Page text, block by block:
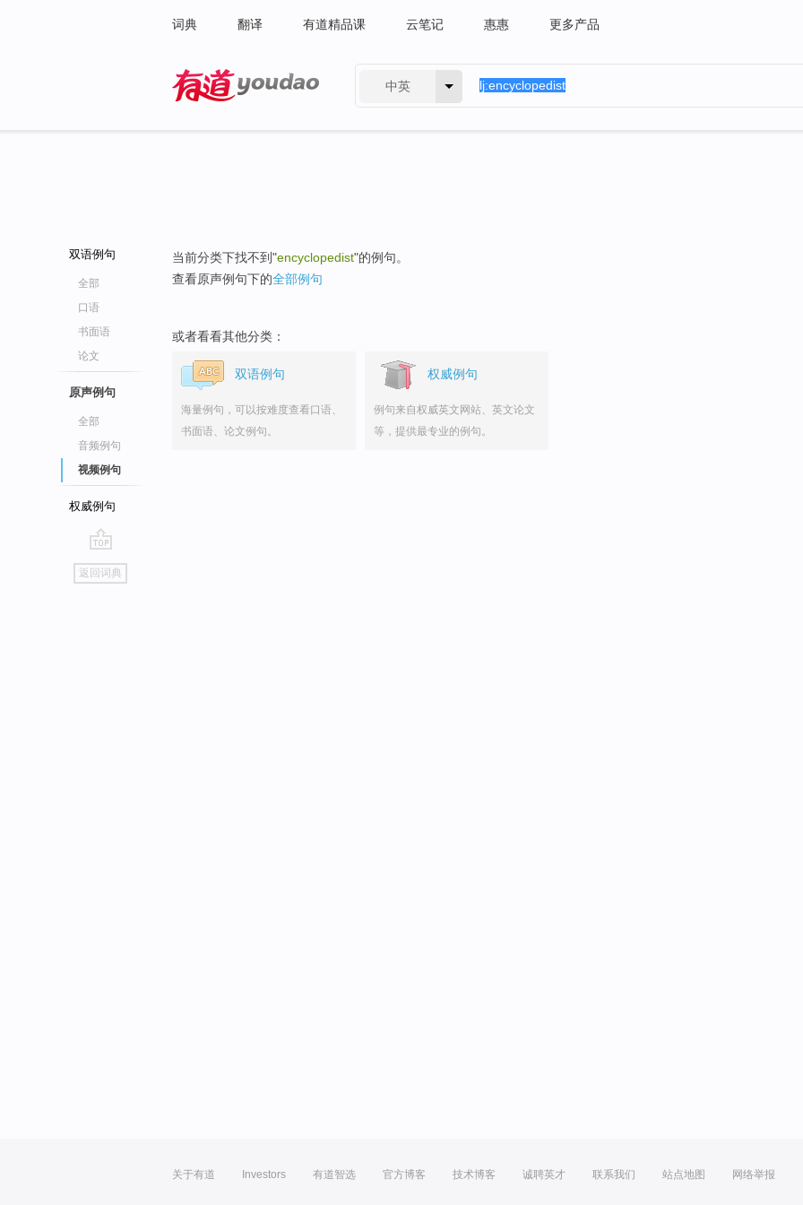
词典 翻译 有道精品课 云笔记 惠惠 更多产品
中英
双语例句
全部
口语
书面语
论文
原声例句
全部
音频例句
视频例句
权威例句
go
top
返回词典
当前分类下找不到"encyclopedist"的例句。
查看原声例句下的全部例句
或者看看其他分类：
双语例句
海量例句，可以按难度查看口语、
书面语、论文例句。
权威例句
例句来自权威英文网站、英文论文
等，提供最专业的例句。
关于有道 Investors 有道智选 官方博客 技术博客 诚聘英才 联系我们 站点地图 网络举报